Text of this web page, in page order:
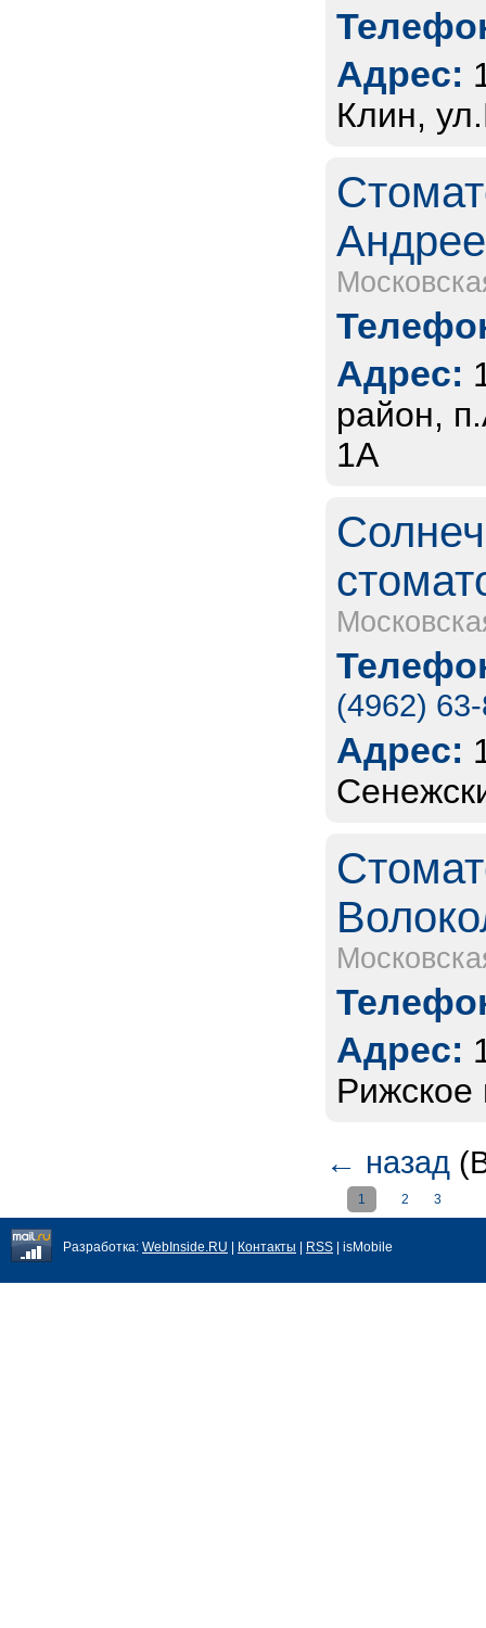
Адрес:
Клин,
Адрес:
район,
1А
(4962)
Адрес:
Адрес:
← назад
1 2 3
Разработка: WebInside.RU Контакты RSS | isMobile